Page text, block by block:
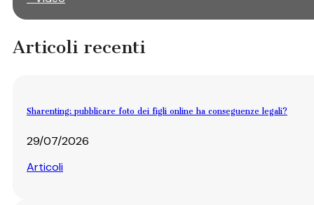
Articoli recenti
Sharenting: pubblicare foto dei figli online ha conseguenze legali?
29/07/2026
Articoli